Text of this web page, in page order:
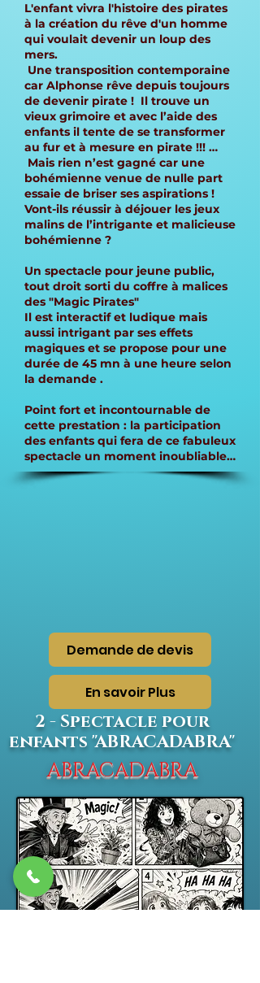
L'enfant vivra l'histoire des pirates
à la création du rêve d'un homme
qui voulait devenir un loup des
mers.
Une transposition contemporaine
car Alphonse rêve depuis toujours
de devenir pirate ! Il trouve un
vieux grimoire et avec l’aide des
enfants il tente de se transformer
au fur et à mesure en pirate !!! …
Mais rien n’est gagné car une
bohémienne venue de nulle part
essaie de briser ses aspirations !
Vont-ils réussir à déjouer les jeux
malins de l’intrigante et malicieuse
bohémienne ?
Un spectacle pour jeune public,
tout droit sorti du coffre à malices
des "Magic Pirates"
Il est interactif et ludique mais
aussi intrigant par ses effets
magiques et se propose pour une
durée de 45 mn à une heure selon
la demande .
Point fort et incontournable de
cette prestation : la participation
des enfants qui fera de ce fabuleux
spectacle un moment inoubliable…
Demande de devis
En savoir Plus
2 - Spectacle pour
enfants "ABRACADABRA"
ABRACADABRA